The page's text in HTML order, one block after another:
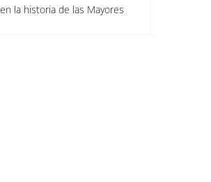
la historia de las Mayores